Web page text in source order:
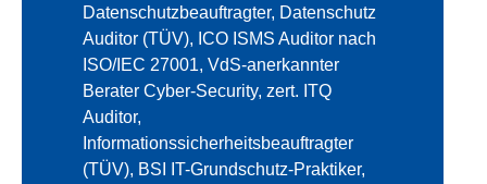
Datenschutzbeauftragter, Datenschutz
Auditor (TÜV), ICO ISMS Auditor nach
ISO/IEC 27001, VdS-anerkannter
Berater Cyber-Security, zert. ITQ
Auditor,
Informationssicherheitsbeauftragter
(TÜV), BSI IT-Grundschutz-Praktiker,